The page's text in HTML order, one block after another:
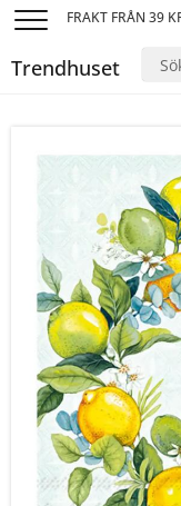
FRAKT FRÅN 39
Trendhuset